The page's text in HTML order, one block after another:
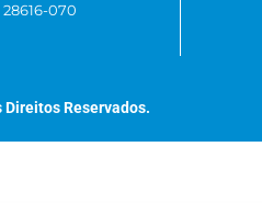
28616-070
Direitos Reservados.